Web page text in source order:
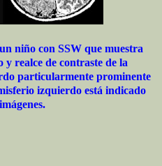
niño con SSW que muestra
realce de contraste de la
particularmente prominente
izquierdo está indicado